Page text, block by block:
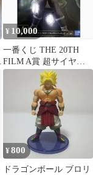
¥ 10,000
一番くじ THE 20TH
FILM A賞 超サイヤ人
ブロリーフルパワー
¥800
ドラゴンボール ブロリ